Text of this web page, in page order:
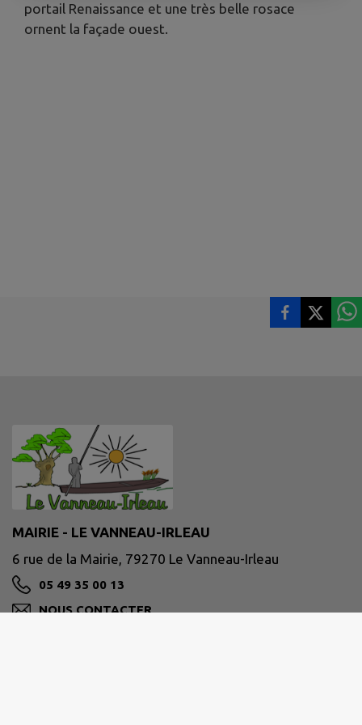
portail Renaissance et une très belle rosace
ornent la façade ouest.
MAIRIE - LE VANNEAU-IRLEAU
6 rue de la Mairie, 79270 Le Vanneau-Irleau
05 49 35 00 13
NOUS CONTACTER